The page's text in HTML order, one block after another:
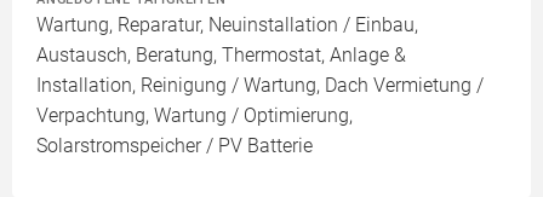
Wartung, Reparatur, Neuinstallation / Einbau,
Austausch, Beratung, Thermostat, Anlage &
Installation, Reinigung / Wartung, Dach Vermietung /
Verpachtung, Wartung / Optimierung,
Solarstromspeicher / PV Batterie